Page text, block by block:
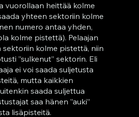
vuorollaan heittää kolme
yhteen sektoriin kolme
numero antaa yhden,
kolme pistettä). Pelaajan
kolme pistettä, niin
”sulkenut” sektorin. Eli
ei voi saada suljetusta
mutta kaikkien
saada suljettua
saa hänen ”auki”
lisäpisteitä.